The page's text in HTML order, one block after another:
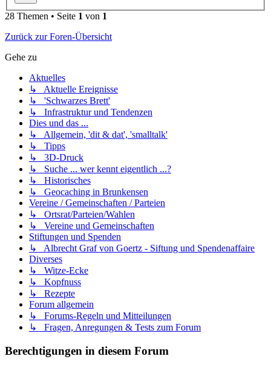
28 Themen • Seite 1 von 1
Zurück zur Foren-Übersicht
Gehe zu
Aktuelles
↳ Aktuelle Ereignisse
↳ 'Schwarzes Brett'
↳ Infrastruktur und Tendenzen
Dies und das ...
↳ Allgemein, 'dit & dat', 'smalltalk'
↳ Tipps
↳ 3D-Druck
↳ Suche ... wer kennt eigentlich ...?
↳ Historisches
↳ Geocaching in Brunkensen
Vereine / Gemeinschaften / Parteien
↳ Ortsrat/Parteien/Wahlen
↳ Vereine und Gemeinschaften
Stiftungen und Spenden
↳ Albrecht Graf von Goertz - Siftung und Spendenaffaire
Diverses
↳ Witze-Ecke
↳ Kopfnuss
↳ Rezepte
Forum allgemein
↳ Forums-Regeln und Mitteilungen
↳ Fragen, Anregungen & Tests zum Forum
Berechtigungen in diesem Forum